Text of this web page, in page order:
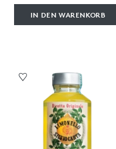
IN DEN WARENKORB